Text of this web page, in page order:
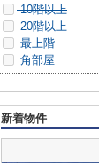
10階以上
20階以上
最上階
角部屋
新着物件